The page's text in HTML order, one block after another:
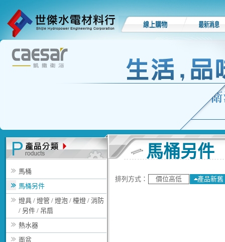
馬桶
馬桶另件
燈具 / 燈管 / 燈泡 / 檯燈 / 消防
/ 另件 / 吊扇
熱水器
面盆
馬桶另件
排列方式： 價位高低 產品新舊